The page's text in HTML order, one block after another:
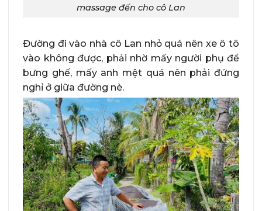
massage đến cho cô Lan
Đường đi vào nhà cô Lan nhỏ quá nên xe ô tô
vào không được, phải nhờ mấy người phụ để
bưng ghế, mấy anh mệt quá nên phải đứng
nghỉ ở giữa đường nè.